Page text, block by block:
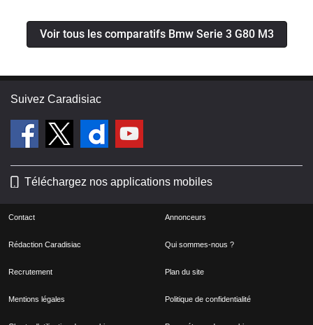
Voir tous les comparatifs Bmw Serie 3 G80 M3
Suivez Caradisiac
Téléchargez nos applications mobiles
Contact Annonceurs
Rédaction Caradisiac Qui sommes-nous ?
Recrutement Plan du site
Mentions légales Politique de confidentialité